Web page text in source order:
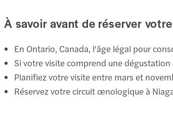
À savoir avant de réserver
En Ontario, Canada, l'âge légal pour
Si votre visite comprend une
Planifiez votre visite entre mars et
Réservez votre circuit œnologique à